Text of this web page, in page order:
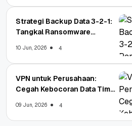
Strategi Backup Data 3-2-1:
Tangkal Ransomware
10 Jun, 2026 4
VPN untuk Perusahaan:
Cegah Kebocoran Data Tim
09 Jun, 2026 4